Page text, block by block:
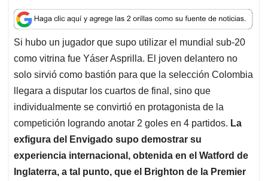
a
t
s
A
p
p
c
e
b
o
o
k
n
k
e
d
I
n
a
i
l
r
e
a
d
s
Si hubo un jugador que supo utilizar el mundial sub-20
como vitrina fue Yáser Asprilla. El joven delantero no
solo sirvió como bastión para que la selección Colombia
llegara a disputar los cuartos de final, sino que
individualmente se convirtió en protagonista de la
competición logrando anotar 2 goles en 4 partidos. La
exfigura del Envigado supo demostrar su
experiencia internacional, obtenida en el Watford de
Inglaterra, a tal punto, que el Brighton de la Premier